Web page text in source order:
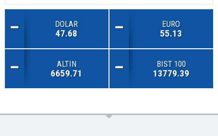
DOLAR
47.68
EURO
55.13
ALTIN
6659.71
BIST 100
13779.39